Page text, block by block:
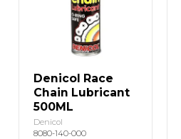
Denicol Race
Chain Lubricant
500ML
Denicol
8080-140-000